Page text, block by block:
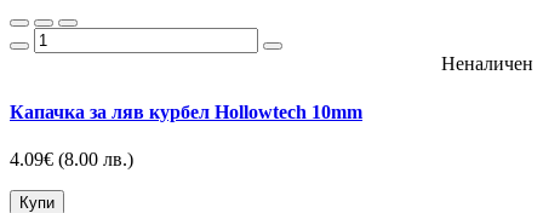
Неналичен
Капачка за ляв курбел Hollowtech 10mm
4.09€ (8.00 лв.)
Купи